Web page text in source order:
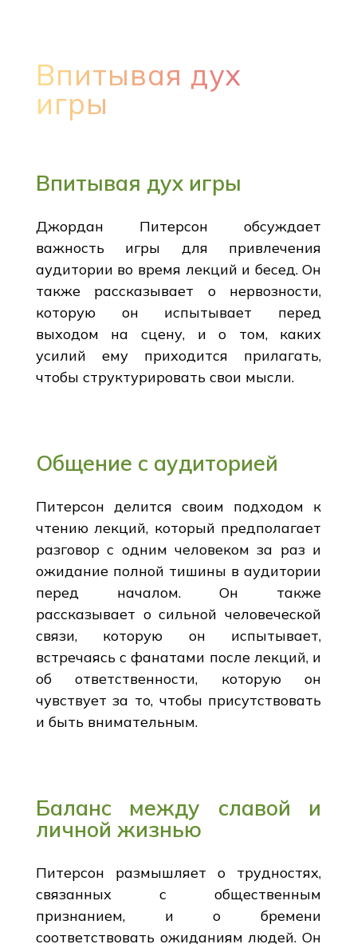
Впитывая дух
игры
Впитывая дух игры
Джордан Питерсон обсуждает
важность игры для привлечения
аудитории во время лекций и бесед. Он
также рассказывает о нервозности,
которую он испытывает перед
выходом на сцену, и о том, каких
усилий ему приходится прилагать,
чтобы структурировать свои мысли.
Общение с аудиторией
Питерсон делится своим подходом к
чтению лекций, который предполагает
разговор с одним человеком за раз и
ожидание полной тишины в аудитории
перед началом. Он также
рассказывает о сильной человеческой
связи, которую он испытывает,
встречаясь с фанатами после лекций, и
об ответственности, которую он
чувствует за то, чтобы присутствовать
и быть внимательным.
Баланс между славой и
личной жизнью
Питерсон размышляет о трудностях,
связанных с общественным
признанием, и о бремени
соответствовать ожиданиям людей. Он